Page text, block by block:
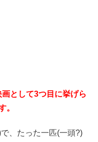
として3つ目に挙げら
。
、たった一匹(一頭?)